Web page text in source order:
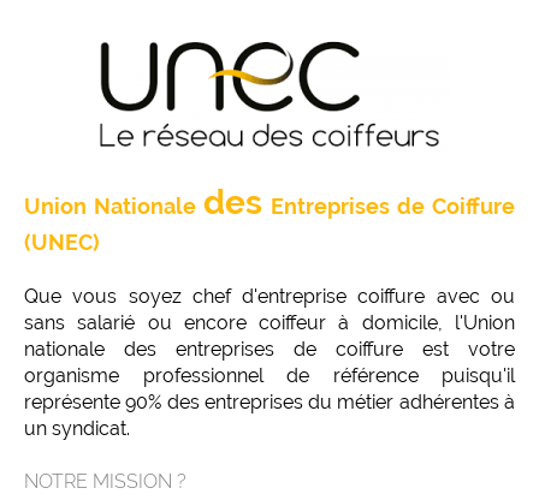
Union Nationaledes Entreprises de Coiffure
(UNEC)
Que vous soyez chef d'entreprise coiffure avec ou
sans salarié ou encore coiffeur à domicile, l'Union
nationale des entreprises de coiffure est votre
organisme professionnel de référence puisqu'il
représente 90% des entreprises du métier adhérentes à
un syndicat.
NOTRE MISSION ?